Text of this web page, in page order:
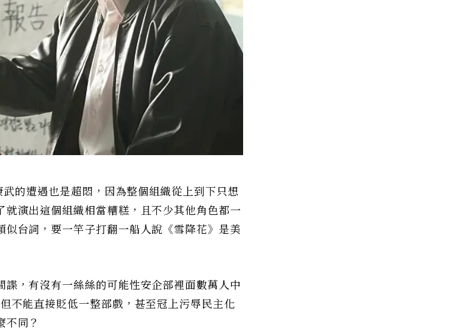
的遭遇也是超悶，因為整個組織從上到下只想
演出這個組織相當糟糕，且不少其他角色都一
台詞，要一竿子打翻一船人說《雪降花》是美
，有沒有一絲絲的可能性安企部裡面數萬人中
不能直接貶低一整部戲，甚至冠上污辱民主化
不同？